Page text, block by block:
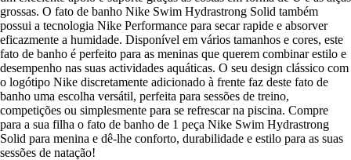
grossas. O fato de banho Nike Swim Hydrastrong Solid também
possui a tecnologia Nike Performance para secar rapide e absorver
eficazmente a humidade. Disponível em vários tamanhos e cores, este
fato de banho é perfeito para as meninas que querem combinar estilo e
desempenho nas suas actividades aquáticas. O seu design clássico com
o logótipo Nike discretamente adicionado à frente faz deste fato de
banho uma escolha versátil, perfeita para sessões de treino,
competições ou simplesmente para se refrescar na piscina. Compre
para a sua filha o fato de banho de 1 peça Nike Swim Hydrastrong
Solid para menina e dê-lhe conforto, durabilidade e estilo para as suas
sessões de natação!